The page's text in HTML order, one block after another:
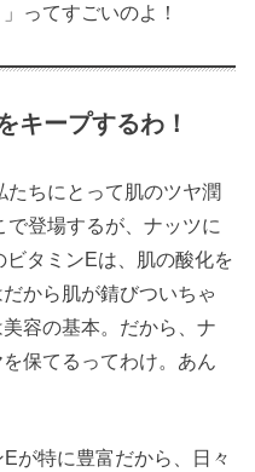
ってすごいのよ！
キープするわ！
たちにとって肌のツヤ潤
登場するが、ナッツに
タミンEは、肌の酸化を
から肌が錆びついちゃ
容の基本。だから、ナ
保てるってわけ。あん
が特に豊富だから、日々